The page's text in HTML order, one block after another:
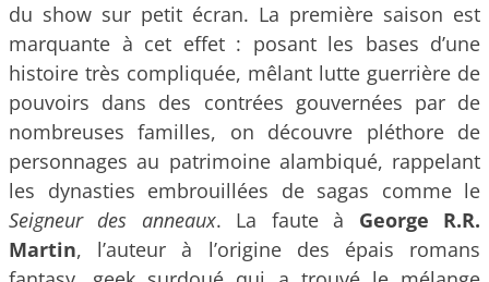
du show sur petit écran. La première saison est
marquante à cet effet : posant les bases d’une
histoire très compliquée, mêlant lutte guerrière de
pouvoirs dans des contrées gouvernées par de
nombreuses familles, on découvre pléthore de
personnages au patrimoine alambiqué, rappelant
les dynasties embrouillées de sagas comme le
Seigneur des anneaux. La faute à George R.R.
Martin, l’auteur à l’origine des épais romans